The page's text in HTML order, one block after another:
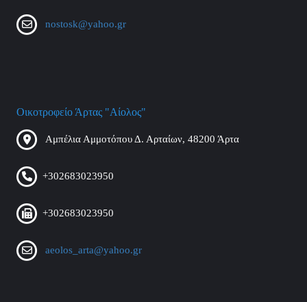
nostosk@yahoo.gr
Οικοτροφείο Άρτας "Αίολος"
Αμπέλια Αμμοτόπου Δ. Αρταίων, 48200 Άρτα
+302683023950
+302683023950
aeolos_arta@yahoo.gr